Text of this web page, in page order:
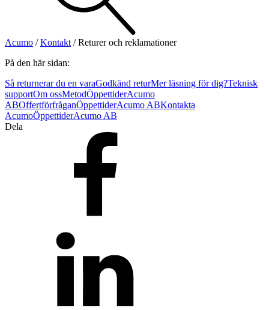
Se alla kategorier Se alla produkter
Se alla leverantörer
Vi hjälper gärna till!
Teknisk support
Offertförfrågan
Acumo /Kontakt /Returer och reklamationer
På den här sidan:
Så returnerar du en varaGodkänd returMer läsning för dig?Teknisk
supportOm ossMetodÖppettiderAcumo
ABOffertförfråganÖppettiderAcumo ABKontakta
AcumoÖppettiderAcumo AB
Dela